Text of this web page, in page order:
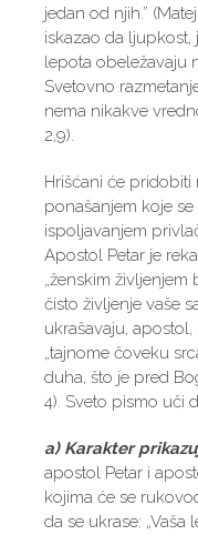
jedan od njih.”
iskazao da ljupkost,
lepota obeležavaju
Svetovno
nema nikakve
2,9).
Hrišćani će
ponašanjem koje
ispoljavanjem
Apostol Petar je
„ženskim
čisto življenje vaše
ukrašavaju,
„tajnome čoveku
duha, što je pred
4). Sveto pismo uči
a) Karakter
apostol Petar i
kojima će se
da se ukrase: